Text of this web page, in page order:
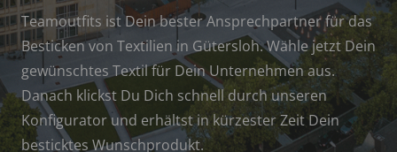
Teamoutfits ist Dein bester Ansprechpartner für das
Besticken von Textilien in Gütersloh. Wähle jetzt Dein
gewünschtes Textil für Dein Unternehmen aus.
Danach klickst Du Dich schnell durch unseren
Konfigurator und erhältst in kürzester Zeit Dein
besticktes Wunschprodukt.